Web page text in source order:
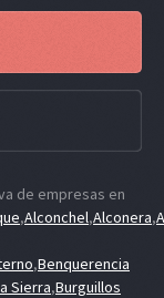
de empresas en
,Alconchel,Alconera,
,Benquerencia
Sierra,Burguillos